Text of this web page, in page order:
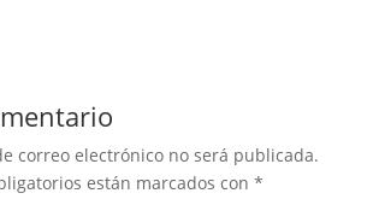
correo electrónico no será publicada.
están marcados con *